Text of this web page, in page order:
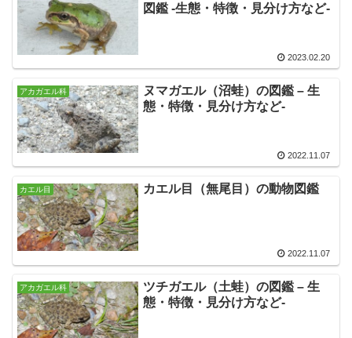
図鑑 -生態・特徴・見分け方など-
2023.02.20
アカガエル科
ヌマガエル（沼蛙）の図鑑 – 生
態・特徴・見分け方など-
2022.11.07
カエル目 カエル目（無尾目）の動物図鑑
2022.11.07
アカガエル科
ツチガエル（土蛙）の図鑑 – 生
態・特徴・見分け方など-